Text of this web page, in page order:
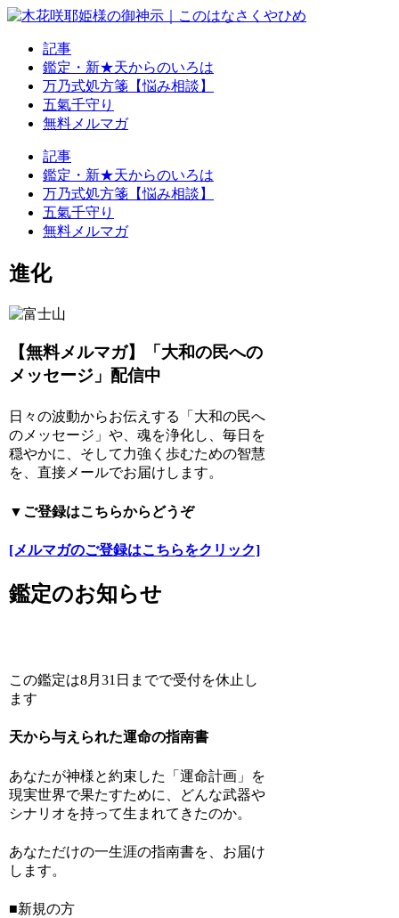
記事
鑑定・新★天からのいろは
万乃式処方箋【悩み相談】
五氣千守り
無料メルマガ
記事
鑑定・新★天からのいろは
万乃式処方箋【悩み相談】
五氣千守り
無料メルマガ
進化
【無料メルマガ】「大和の民への
メッセージ」配信中
日々の波動からお伝えする「大和の民へ
のメッセージ」や、魂を浄化し、毎日を
穏やかに、そして力強く歩むための智慧
を、直接メールでお届けします。
▼ご登録はこちらからどうぞ
[メルマガのご登録はこちらをクリック]
鑑定のお知らせ
この鑑定は8月31日までで受付を休止し
ます
天から与えられた運命の指南書
あなたが神様と約束した「運命計画」を
現実世界で果たすために、どんな武器や
シナリオを持って生まれてきたのか。
あなただけの一生涯の指南書を、お届け
します。
■新規の方